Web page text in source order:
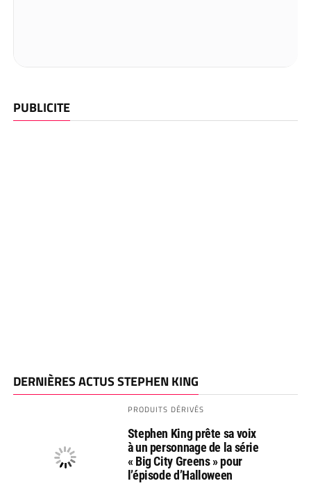
PUBLICITE
DERNIÈRES ACTUS STEPHEN KING
PRODUITS DÉRIVÉS
Stephen King prête sa voix
à un personnage de la série
« Big City Greens » pour
l’épisode d’Halloween